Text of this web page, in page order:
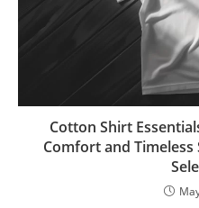
Cotton Shirt
Comfort and